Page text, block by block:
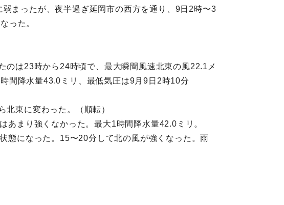
まったが、夜半過ぎ延岡市の西方を通り、9日2時〜3
った。
のは23時から24時頃で、最大瞬間風速北東の風22.1メ
間降水量43.0ミリ、最低気圧は9月9日2時10分
東に変わった。（順転）
まり強くなかった。最大1時間降水量42.0ミリ。
態になった。15〜20分して北の風が強くなった。雨